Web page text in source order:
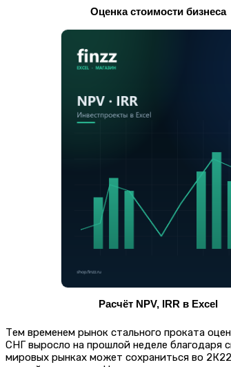
Оценка стоимости бизнеса
Расчёт NPV, IRR в Excel
Тем временем рынок стального проката
СНГ выросло на прошлой неделе благодаря
мировых рынках может сохраниться во